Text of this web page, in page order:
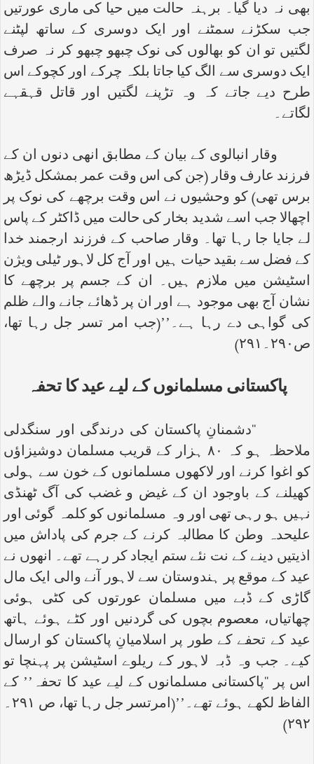
بھی نہ دیا گیا۔ برہنہ حالت میں حیا کی ماری عورتیں
جب سکڑنے سمٹنے اور ایک دوسری کے ساتھ لپٹنے
لگتیں تو ان کو بھالوں کی نوک چبھو چبھو کر نہ صرف
ایک دوسری سے الگ کیا جاتا بلکہ چرکے اور کچوکے اس
طرح دیے جاتے کہ وہ تڑپنے لگتیں اور قاتل قہقہے
لگاتے۔
وقار انبالوی کے بیان کے مطابق انھی دنوں ان کے
فرزند عارف وقار (جن کی اس وقت عمر بمشکل ڈیڑھ
برس تھی) کو وحشیوں نے اس وقت برچھے کی نوک پر
اچھالا جب اسے شدید بخار کی حالت میں ڈاکٹر کے پاس
لے جایا جا رہا تھا۔ وقار صاحب کے فرزند ارجمند خدا
کے فضل سے بقید حیات ہیں اور آج کل لاہور ٹیلی ویژن
اسٹیشن میں ملازم ہیں۔ ان کے جسم پر برچھے کا
نشان آج بھی موجود ہے اور ان پر ڈھائے جانے والے ظلم
کی گواہی دے رہا ہے۔’’(جب امر تسر جل رہا تھا،
ص۲۹۰۔۲۹۱)
پاکستانی مسلمانوں کے لیے عید کا تحفہ
‘‘دشمنانِ پاکستان کی درندگی اور سنگدلی
ملاحظہ ہو کہ ۸۰ ہزار کے قریب مسلمان دوشیزاؤں
کو اغوا کرنے اور لاکھوں مسلمانوں کے خون سے ہولی
کھیلنے کے باوجود ان کے غیض و غضب کی آگ ٹھنڈی
نہیں ہو رہی تھی اور وہ مسلمانوں کو کلمہ گوئی اور
علیحدہ وطن کا مطالبہ کرنے کے جرم کی پاداش میں
اذیتیں دینے کے نت نئے ستم ایجاد کر رہے تھے۔ انھوں نے
عید کے موقع پر ہندوستان سے لاہور آنے والی ایک مال
گاڑی کے ڈبے میں مسلمان عورتوں کی کٹی ہوئی
چھاتیاں، معصوم بچوں کی گردنیں اور کٹے ہوئے ہاتھ
عید کے تحفے کے طور پر اسلامیانِ پاکستان کو ارسال
کیے۔ جب وہ ڈبہ لاہور کے ریلوے اسٹیشن پر پہنچا تو
اس پر ‘‘پاکستانی مسلمانوں کے لیے عید کا تحفہ’’ کے
الفاظ لکھے ہوئے تھے۔’’(امرتسر جل رہا تھا، ص ۲۹۱۔
۲۹۲)